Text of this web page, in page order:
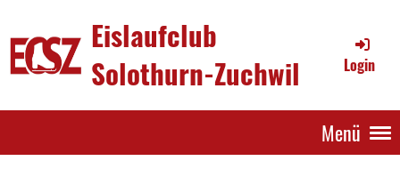
Eislaufclub
Solothurn-Zuchwil
Login
Menü